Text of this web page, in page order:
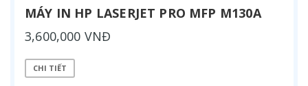
MÁY IN HP LASERJET PRO MFP M130A
3,600,000 VNĐ
CHI TIẾT